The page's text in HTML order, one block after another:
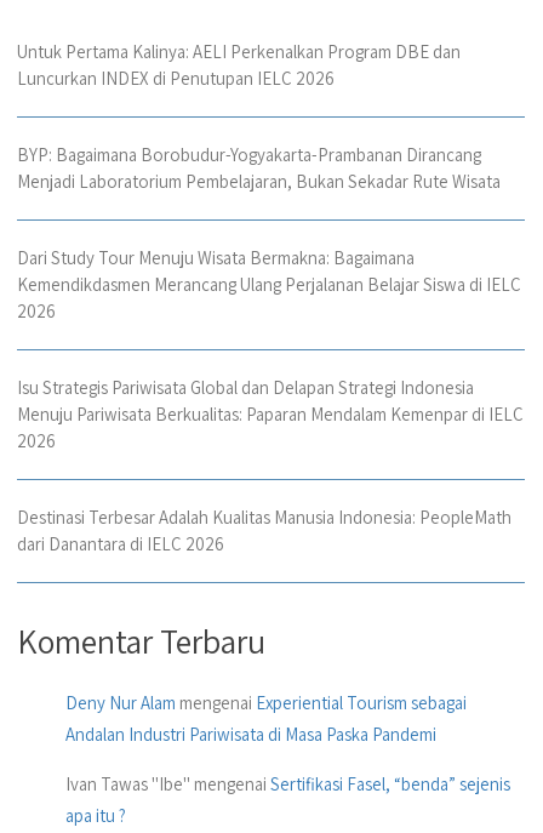
Untuk Pertama Kalinya: AELI Perkenalkan Program DBE dan
Luncurkan INDEX di Penutupan IELC 2026
BYP: Bagaimana Borobudur-Yogyakarta-Prambanan Dirancang
Menjadi Laboratorium Pembelajaran, Bukan Sekadar Rute Wisata
Dari Study Tour Menuju Wisata Bermakna: Bagaimana
Kemendikdasmen Merancang Ulang Perjalanan Belajar Siswa di IELC
2026
Isu Strategis Pariwisata Global dan Delapan Strategi Indonesia
Menuju Pariwisata Berkualitas: Paparan Mendalam Kemenpar di IELC
2026
Destinasi Terbesar Adalah Kualitas Manusia Indonesia: PeopleMath
dari Danantara di IELC 2026
Komentar Terbaru
Deny Nur Alam mengenai Experiential Tourism sebagai
Andalan Industri Pariwisata di Masa Paska Pandemi
Ivan Tawas "Ibe" mengenai Sertifikasi Fasel, “benda” sejenis
apa itu ?